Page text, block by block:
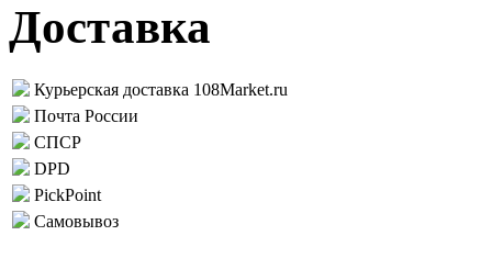
Доставка
Курьерская доставка 108Market.ru
Почта России
СПСР
DPD
PickPoint
Самовывоз